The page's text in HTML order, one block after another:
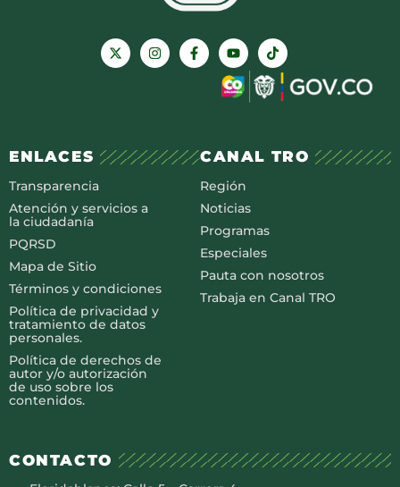
ENLACES
Transparencia
Atención y servicios a
la ciudadanía
PQRSD
Mapa de Sitio
Términos y condiciones
Política de privacidad y
tratamiento de datos
personales.
Política de derechos de
autor y/o autorización
de uso sobre los
contenidos.
CANAL TRO
Región
Noticias
Programas
Especiales
Pauta con nosotros
Trabaja en Canal TRO
CONTACTO